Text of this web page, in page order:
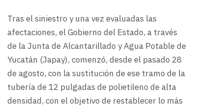
Tras el siniestro y una vez evaluadas las
afectaciones, el Gobierno del Estado, a través
de la Junta de Alcantarillado y Agua Potable de
Yucatán (Japay), comenzó, desde el pasado 28
de agosto, con la sustitución de ese tramo de la
tubería de 12 pulgadas de polietileno de alta
densidad, con el objetivo de restablecer lo más